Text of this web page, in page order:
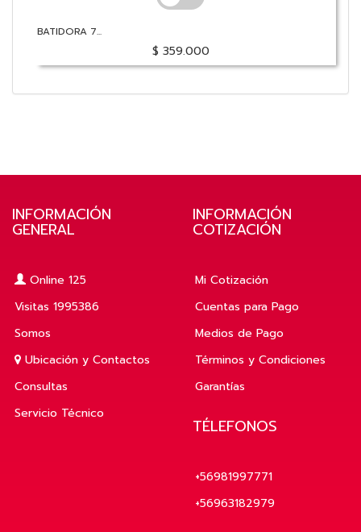
BATIDORA 7...
$ 359.000
INFORMACIÓN
GENERAL
Online 125
Visitas 1995386
Somos
Ubicación y Contactos
Consultas
Servicio Técnico
INFORMACIÓN
COTIZACIÓN
Mi Cotización
Cuentas para Pago
Medios de Pago
Términos y Condiciones
Garantías
TÉLEFONOS
+56981997771
+56963182979